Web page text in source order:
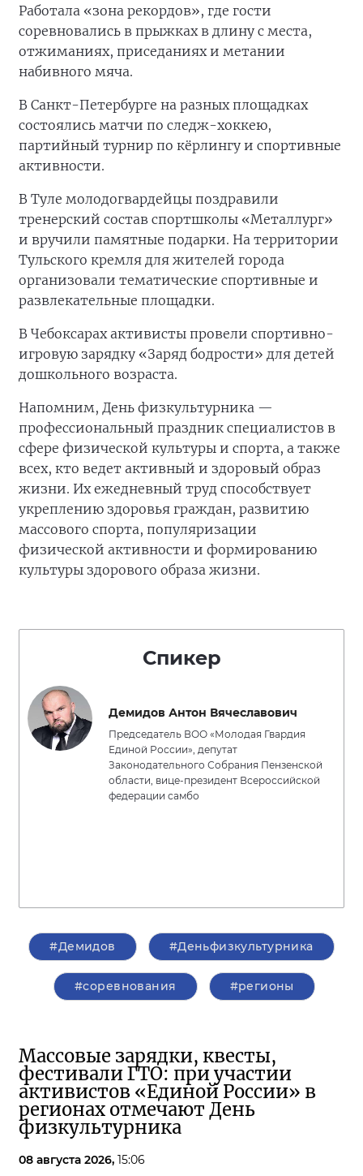
Работала «зона рекордов», где гости
соревновались в прыжках в длину с места,
отжиманиях, приседаниях и метании
набивного мяча.
В Санкт-Петербурге на разных площадках
состоялись матчи по следж-хоккею,
партийный турнир по кёрлингу и спортивные
активности.
В Туле молодогвардейцы поздравили
тренерский состав спортшколы «Металлург»
и вручили памятные подарки. На территории
Тульского кремля для жителей города
организовали тематические спортивные и
развлекательные площадки.
В Чебоксарах активисты провели спортивно-
игровую зарядку «Заряд бодрости» для детей
дошкольного возраста.
Напомним, День физкультурника —
профессиональный праздник специалистов в
сфере физической культуры и спорта, а также
всех, кто ведет активный и здоровый образ
жизни. Их ежедневный труд способствует
укреплению здоровья граждан, развитию
массового спорта, популяризации
физической активности и формированию
культуры здорового образа жизни.
Спикер
Демидов Антон Вячеславович
Председатель ВОО «Молодая Гвардия
Единой России», депутат
Законодательного Собрания Пензенской
области, вице-президент Всероссийской
федерации самбо
#Демидов #Деньфизкультурника
#соревнования #регионы
Массовые зарядки, квесты,
фестивали ГТО: при участии
активистов «Единой России» в
регионах отмечают День
физкультурника
08 августа 2026, 15:06